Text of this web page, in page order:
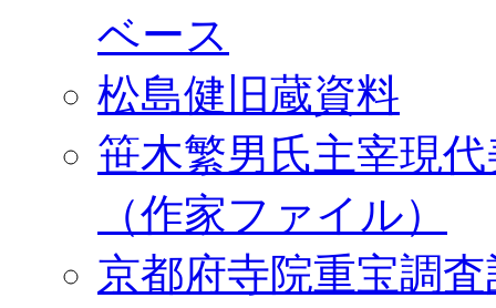
ベース
松島健旧蔵資料
笹木繁男氏主宰現
（作家ファイル）
京都府寺院重宝調